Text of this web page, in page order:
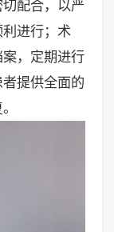
配合，以严
进行；术
，定期进行
提供全面的